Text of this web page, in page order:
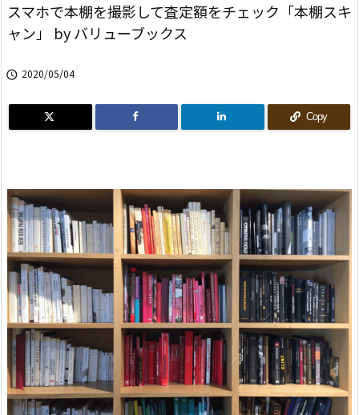
スマホで本棚を撮影して査定額をチェック「本棚スキ
ャン」 by バリューブックス
 2020/05/04
Copy